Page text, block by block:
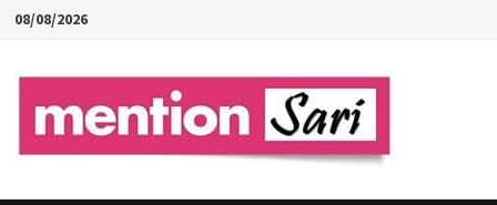
Skip
content
08/08/2026